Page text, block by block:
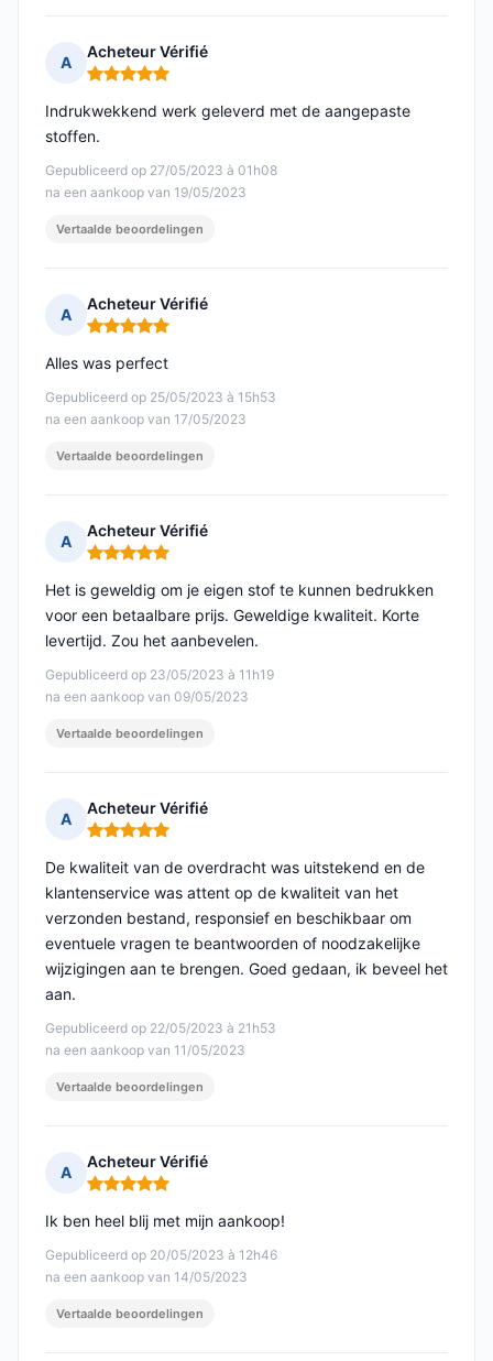
A
Acheteur Vérifié
Opmerking: 5 van 5
Gepubliceerd op 27/05/2023 à 01h08
na een aankoop van 19/05/2023
Indrukwekkend werk geleverd met de aangepaste
stoffen.
Vertaalde beoordelingen
A
Acheteur Vérifié
Opmerking: 5 van 5
Gepubliceerd op 25/05/2023 à 15h53
na een aankoop van 17/05/2023
Alles was perfect
Vertaalde beoordelingen
A
Acheteur Vérifié
Opmerking: 5 van 5
Gepubliceerd op 23/05/2023 à 11h19
na een aankoop van 09/05/2023
Het is geweldig om je eigen stof te kunnen bedrukken
voor een betaalbare prijs. Geweldige kwaliteit. Korte
levertijd. Zou het aanbevelen.
Vertaalde beoordelingen
A
Acheteur Vérifié
Opmerking: 5 van 5
Gepubliceerd op 22/05/2023 à 21h53
na een aankoop van 11/05/2023
De kwaliteit van de overdracht was uitstekend en de
klantenservice was attent op de kwaliteit van het
verzonden bestand, responsief en beschikbaar om
eventuele vragen te beantwoorden of noodzakelijke
wijzigingen aan te brengen. Goed gedaan, ik beveel het
aan.
Vertaalde beoordelingen
A
Acheteur Vérifié
Opmerking: 5 van 5
Gepubliceerd op 20/05/2023 à 12h46
na een aankoop van 14/05/2023
Ik ben heel blij met mijn aankoop!
Vertaalde beoordelingen